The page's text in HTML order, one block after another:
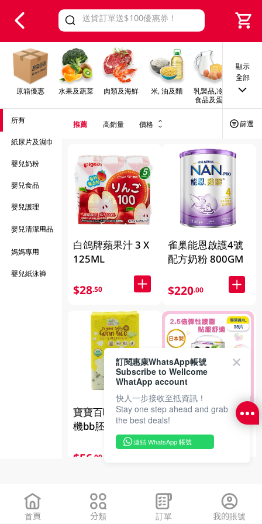
Valid Until 30 June 2026
原箱優惠 水果及蔬菜 肉類及海鮮 米, 油及麵
乳製品,冷凍
食品及蛋類
早餐
顯示
全部
所有
紙尿片及濕巾
嬰兒奶粉
嬰兒食品
嬰兒護理
嬰兒清潔用品
媽媽專用
嬰兒紙泳褲
推薦 高銷量 價格 篩選
白鴿牌蘋果汁 3 X
125ML
$28.50
寶寶百味3合1有
機bb胚芽米
$56 .00
雀巢能恩啟護4號
配方奶粉 800GM
$220.00
Merries 學習褲加
大碼 38片
2件$239
首頁 分類 訂單 我的賬號
訂閱惠康WhatsApp帳號
Subscribe to Wellcome
WhatApp account
快人一步接收至抵資訊！
Stay one step ahead and grab
the best deals!
連結 WhatsApp 帳號